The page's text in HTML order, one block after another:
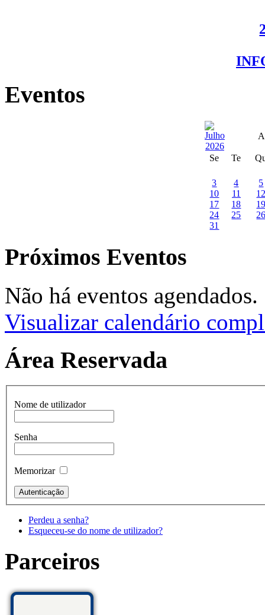
Eventos
Se Te
3 4
5
10
11
17
18
24
25
31
Próximos Eventos
Não há eventos agendados.
Visualizar calendário
Área Reservada
Nome de utilizador
Senha
Memorizar
Perdeu a senha?
Esqueceu-se do nome de utilizador?
Parceiros